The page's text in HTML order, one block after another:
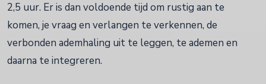
2,5 uur. Er is dan voldoende tijd om rustig aan te
komen, je vraag en verlangen te verkennen, de
verbonden ademhaling uit te leggen, te ademen en
daarna te integreren.